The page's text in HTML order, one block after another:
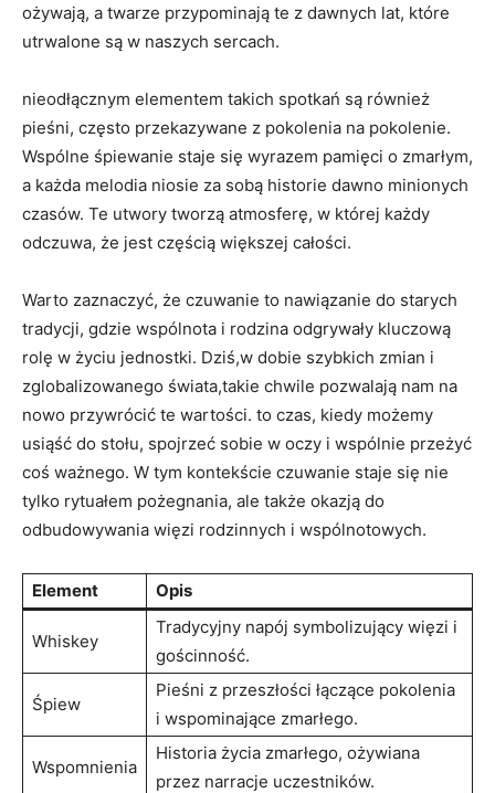
ożywają, a twarze przypominają te z dawnych lat, które
utrwalone są w naszych sercach.
nieodłącznym elementem takich spotkań są również
pieśni, często przekazywane z pokolenia na pokolenie.
Wspólne śpiewanie staje się wyrazem pamięci o zmarłym,
a każda melodia niosie za sobą historie dawno minionych
czasów. Te utwory tworzą atmosferę, w której każdy
odczuwa, że jest częścią większej całości.
Warto zaznaczyć, że czuwanie to nawiązanie do starych
tradycji, gdzie wspólnota i rodzina odgrywały kluczową
rolę w życiu jednostki. Dziś,w dobie szybkich zmian i
zglobalizowanego świata,takie chwile pozwalają nam na
nowo przywrócić te wartości. to czas, kiedy możemy
usiąść do stołu, spojrzeć sobie w oczy i wspólnie przeżyć
coś ważnego. W tym kontekście czuwanie staje się nie
tylko rytuałem pożegnania, ale także okazją do
odbudowywania więzi rodzinnych i wspólnotowych.
Element Opis
Whiskey
Tradycyjny napój symbolizujący więzi i
gościnność.
Śpiew
Pieśni z przeszłości łączące pokolenia
i wspominające zmarłego.
Wspomnienia
Historia życia zmarłego, ożywiana
przez narracje uczestników.